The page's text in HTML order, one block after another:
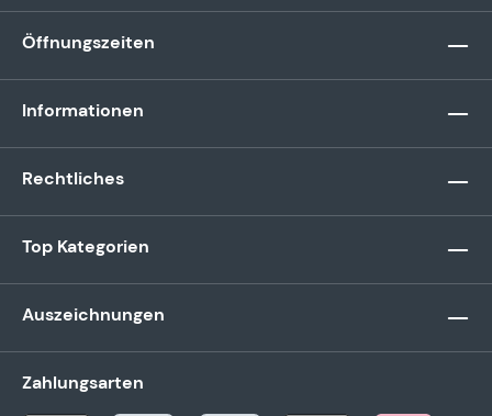
Öffnungszeiten
Informationen
Rechtliches
Top Kategorien
Auszeichnungen
Zahlungsarten